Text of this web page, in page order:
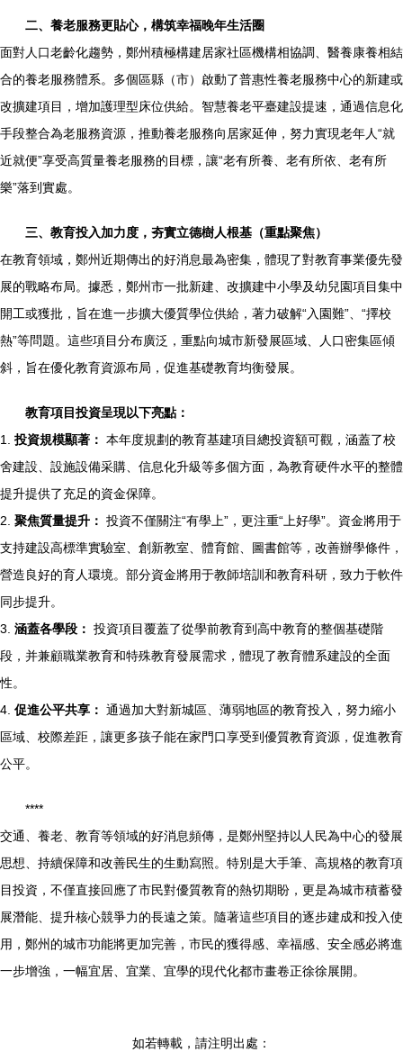
二、養老服務更貼心，構筑幸福晚年生活圈
面對人口老齡化趨勢，鄭州積極構建居家社區機構相協調、醫養康養相結
合的養老服務體系。多個區縣（市）啟動了普惠性養老服務中心的新建或
改擴建項目，增加護理型床位供給。智慧養老平臺建設提速，通過信息化
手段整合為老服務資源，推動養老服務向居家延伸，努力實現老年人“就
近就便”享受高質量養老服務的目標，讓“老有所養、老有所依、老有所
樂”落到實處。
三、教育投入加力度，夯實立德樹人根基（重點聚焦）
在教育領域，鄭州近期傳出的好消息最為密集，體現了對教育事業優先發
展的戰略布局。據悉，鄭州市一批新建、改擴建中小學及幼兒園項目集中
開工或獲批，旨在進一步擴大優質學位供給，著力破解“入園難”、“擇校
熱”等問題。這些項目分布廣泛，重點向城市新發展區域、人口密集區傾
斜，旨在優化教育資源布局，促進基礎教育均衡發展。
教育項目投資呈現以下亮點：
1. 投資規模顯著： 本年度規劃的教育基建項目總投資額可觀，涵蓋了校
舍建設、設施設備采購、信息化升級等多個方面，為教育硬件水平的整體
提升提供了充足的資金保障。
2. 聚焦質量提升： 投資不僅關注“有學上”，更注重“上好學”。資金將用于
支持建設高標準實驗室、創新教室、體育館、圖書館等，改善辦學條件，
營造良好的育人環境。部分資金將用于教師培訓和教育科研，致力于軟件
同步提升。
3. 涵蓋各學段： 投資項目覆蓋了從學前教育到高中教育的整個基礎階
段，并兼顧職業教育和特殊教育發展需求，體現了教育體系建設的全面
性。
4. 促進公平共享： 通過加大對新城區、薄弱地區的教育投入，努力縮小
區域、校際差距，讓更多孩子能在家門口享受到優質教育資源，促進教育
公平。
****
交通、養老、教育等領域的好消息頻傳，是鄭州堅持以人民為中心的發展
思想、持續保障和改善民生的生動寫照。特別是大手筆、高規格的教育項
目投資，不僅直接回應了市民對優質教育的熱切期盼，更是為城市積蓄發
展潛能、提升核心競爭力的長遠之策。隨著這些項目的逐步建成和投入使
用，鄭州的城市功能將更加完善，市民的獲得感、幸福感、安全感必將進
一步增強，一幅宜居、宜業、宜學的現代化都市畫卷正徐徐展開。
如若轉載，請注明出處：